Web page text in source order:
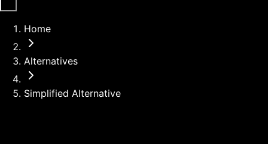
Home
Alternatives
Simplified Alternative